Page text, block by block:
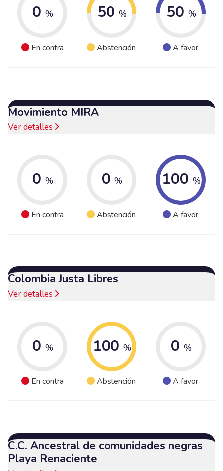
0 %
En contra
50 %
Abstención
50 %
A favor
Movimiento MIRA
Ver detalles
0 %
En contra
0 %
Abstención
100 %
A favor
Colombia Justa Libres
Ver detalles
0 %
En contra
100 %
Abstención
0 %
A favor
C.C. Ancestral de comunidades negras
Playa Renaciente